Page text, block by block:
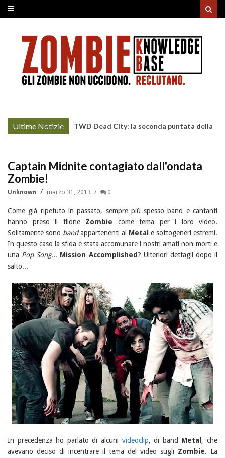
Ultime Notizie
More »
TWD Dead City: la seconda puntata della
Captain Midnite contagiato dall'ondata
Zombie!
Unknown marzo 31, 2013 0
Come già ripetuto in passato, sempre più spesso band e cantanti
hanno preso il filone Zombie come tema per i loro video.
Solitamente sono bandappartenenti al Metal e sottogeneri estremi.
In questo caso la sfida è stata accomunare i nostri amati non-morti e
una Pop Song... Mission Accomplished? Ulteriori dettagli dopo il
salto...
In precedenza ho parlato di alcuni videoclip, di band Metal , che
avevano deciso di incentrare il tema del video sugli Zombie. La